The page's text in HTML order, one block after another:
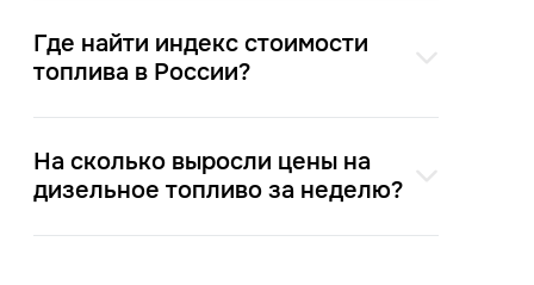
Где найти индекс стоимости
топлива в России?
На сколько выросли цены на
дизельное топливо за неделю?